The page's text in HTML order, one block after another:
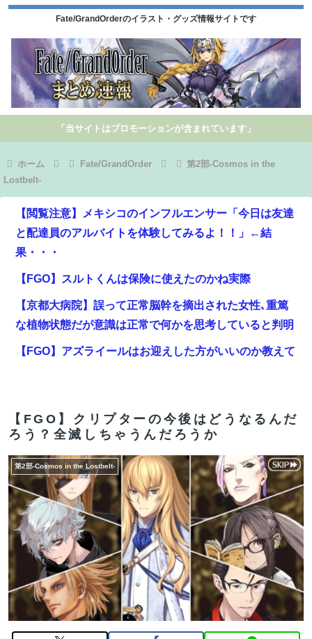
Fate/GrandOrderのイラスト・グッズ情報サイトです
「当サイトはプロモーションが含まれています」
ホーム Fate/GrandOrder
第2部-Cosmos in the
Lostbelt-
【閲覧注意】メキシコのインフルエンサー「今日は友達
と配達員のアルバイトを体験してみるよ！！」←結
果・・・
【FGO】スルトくんは保険に使えたのかね実際
【京都大病院】誤って正常脳幹を摘出された女性､重篤
な植物状態だが意識は正常で何かを思考していると判明
【FGO】アズライールはお迎えした方がいいのか教えて
【画像】悪いプリキュア「2万でどう？」
【FGO】再臨状態でバフ受けれる受けれないが困る
エッセイスト「原爆を二度と使わせてはならない」
⇒「もちろん中国の核も非難する？」⇒「中国の核は綺
麗な核！」
【FGO】ジャンヌ系にラクシュミーは含まれますか？W
ジル・ド・レェ強化みんなの反応まとめ
【FGO】バッファーとしても十分使えるね。レオニダス
強化みんなの反応まとめ
【FGO】クリプターの今後はどうなるんだ
ろう？全滅しちゃうんだろうか
第2部-Cosmos in the Lostbelt-